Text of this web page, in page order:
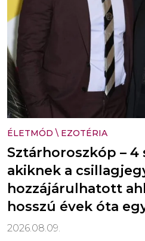
ÉLETMÓD \ EZOTÉRIA
Sztárhoroszkóp – 4
akiknek a
hozzájárulhatott
hosszú évek óta
2026.08.09.